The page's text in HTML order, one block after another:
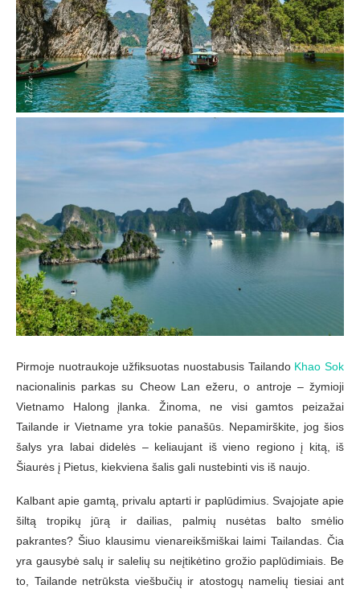
Pirmoje nuotraukoje užfiksuotas nuostabusis Tailando Khao Sok
nacionalinis parkas su Cheow Lan ežeru, o antroje – žymioji
Vietnamo Halong įlanka. Žinoma, ne visi gamtos peizažai
Tailande ir Vietname yra tokie panašūs. Nepamirškite, jog šios
šalys yra labai didelės – keliaujant iš vieno regiono į kitą, iš
Šiaurės į Pietus, kiekviena šalis gali nustebinti vis iš naujo.
Kalbant apie gamtą, privalu aptarti ir paplūdimius. Svajojate apie
šiltą tropikų jūrą ir dailias, palmių nusėtas balto smėlio
pakrantes? Šiuo klausimu vienareikšmiškai laimi Tailandas. Čia
yra gausybė salų ir salelių su neįtikėtino grožio paplūdimiais. Be
to, Tailande netrūksta viešbučių ir atostogų namelių tiesiai ant